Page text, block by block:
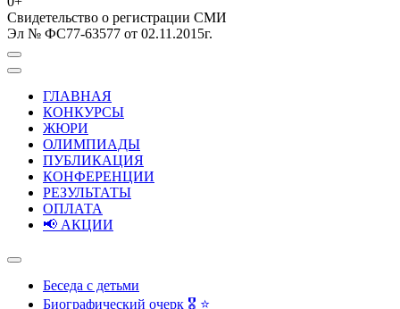
Лабиринт знаний
Свидетельство о регистрации СМИ
Эл № ФС77-63577 от 02.11.2015г.
ГЛАВНАЯ
КОНКУРСЫ
ЖЮРИ
ОЛИМПИАДЫ
ПУБЛИКАЦИЯ
КОНФЕРЕНЦИИ
РЕЗУЛЬТАТЫ
ОПЛАТА
📢 АКЦИИ
Беседа с детьми
Биографический очерк 🎖️ ⭐